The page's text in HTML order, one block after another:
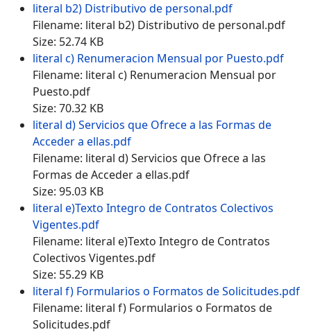
literal b2) Distributivo de personal.pdf
Filename: literal b2) Distributivo de personal.pdf
Size: 52.74 KB
literal c) Renumeracion Mensual por Puesto.pdf
Filename: literal c) Renumeracion Mensual por
Puesto.pdf
Size: 70.32 KB
literal d) Servicios que Ofrece a las Formas de
Acceder a ellas.pdf
Filename: literal d) Servicios que Ofrece a las
Formas de Acceder a ellas.pdf
Size: 95.03 KB
literal e)Texto Integro de Contratos Colectivos
Vigentes.pdf
Filename: literal e)Texto Integro de Contratos
Colectivos Vigentes.pdf
Size: 55.29 KB
literal f) Formularios o Formatos de Solicitudes.pdf
Filename: literal f) Formularios o Formatos de
Solicitudes.pdf